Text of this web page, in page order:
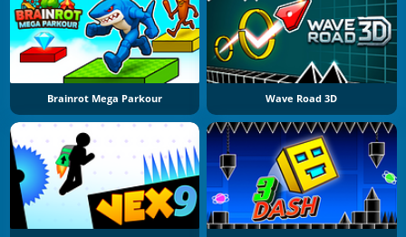
Brainrot Mega Parkour Wave Road 3D